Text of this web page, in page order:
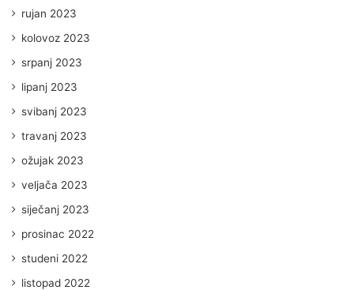
rujan 2023
kolovoz 2023
srpanj 2023
lipanj 2023
svibanj 2023
travanj 2023
ožujak 2023
veljača 2023
siječanj 2023
prosinac 2022
studeni 2022
listopad 2022